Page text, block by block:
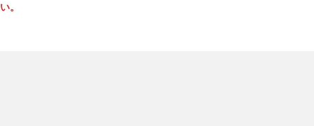
。